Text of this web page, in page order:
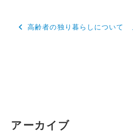
投高齢者の独り暮らしについて
アーカイブ